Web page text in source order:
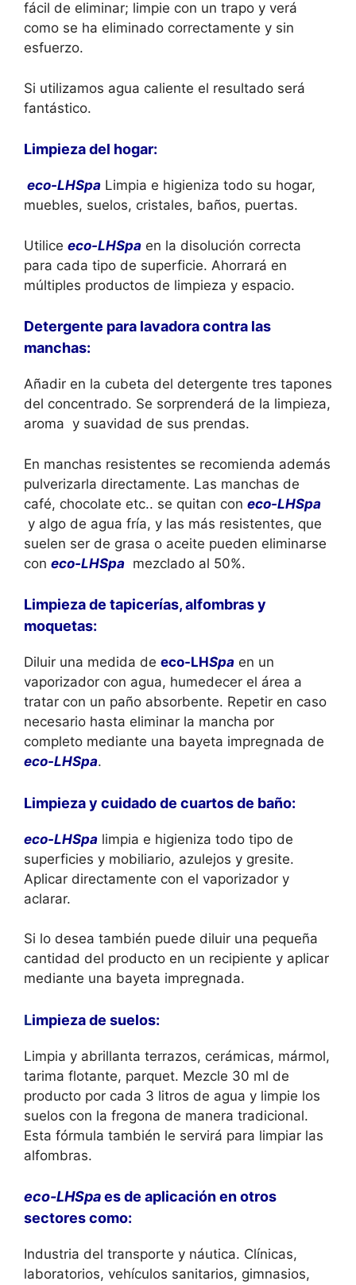
fácil de eliminar; limpie con un trapo y verá
como se ha eliminado correctamente y sin
esfuerzo.
Si utilizamos agua caliente el resultado será
fantástico.
Limpieza del hogar:
eco-LHSpa Limpia e higieniza todo su hogar,
muebles, suelos, cristales, baños, puertas.
Utilice eco-LHSpa en la disolución correcta
para cada tipo de superficie. Ahorrará en
múltiples productos de limpieza y espacio.
Detergente para lavadora contra las
manchas:
Añadir en la cubeta del detergente tres tapones
del concentrado. Se sorprenderá de la limpieza,
aroma y suavidad de sus prendas.
En manchas resistentes se recomienda además
pulverizarla directamente. Las manchas de
café, chocolate etc.. se quitan con eco-LHSpa
y algo de agua fría, y las más resistentes, que
suelen ser de grasa o aceite pueden eliminarse
con eco-LHSpa mezclado al 50%.
Limpieza de tapicerías, alfombras y
moquetas:
Diluir una medida de eco-LHSpa en un
vaporizador con agua, humedecer el área a
tratar con un paño absorbente. Repetir en caso
necesario hasta eliminar la mancha por
completo mediante una bayeta impregnada de
eco-LHSpa.
Limpieza y cuidado de cuartos de baño:
eco-LHSpa limpia e higieniza todo tipo de
superficies y mobiliario, azulejos y gresite.
Aplicar directamente con el vaporizador y
aclarar.
Si lo desea también puede diluir una pequeña
cantidad del producto en un recipiente y aplicar
mediante una bayeta impregnada.
Limpieza de suelos:
Limpia y abrillanta terrazos, cerámicas, mármol,
tarima flotante, parquet. Mezcle 30 ml de
producto por cada 3 litros de agua y limpie los
suelos con la fregona de manera tradicional.
Esta fórmula también le servirá para limpiar las
alfombras.
eco-LHSpaes de aplicación en otros
sectores como:
Industria del transporte y náutica. Clínicas,
laboratorios, vehículos sanitarios, gimnasios,